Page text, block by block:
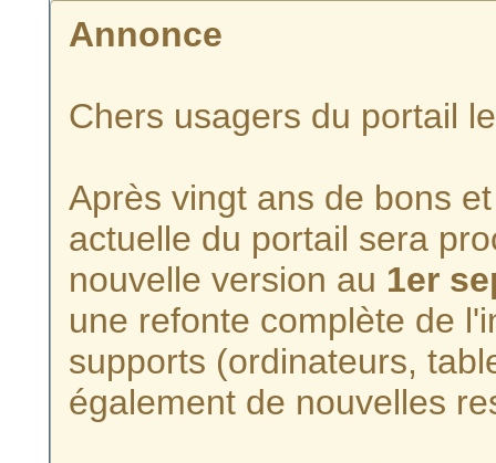
Annonce
Chers usagers du portail
Après vingt ans de bons
actuelle du portail sera
nouvelle version au 1er
une refonte complète de
supports (ordinateurs,
également de nouvelles